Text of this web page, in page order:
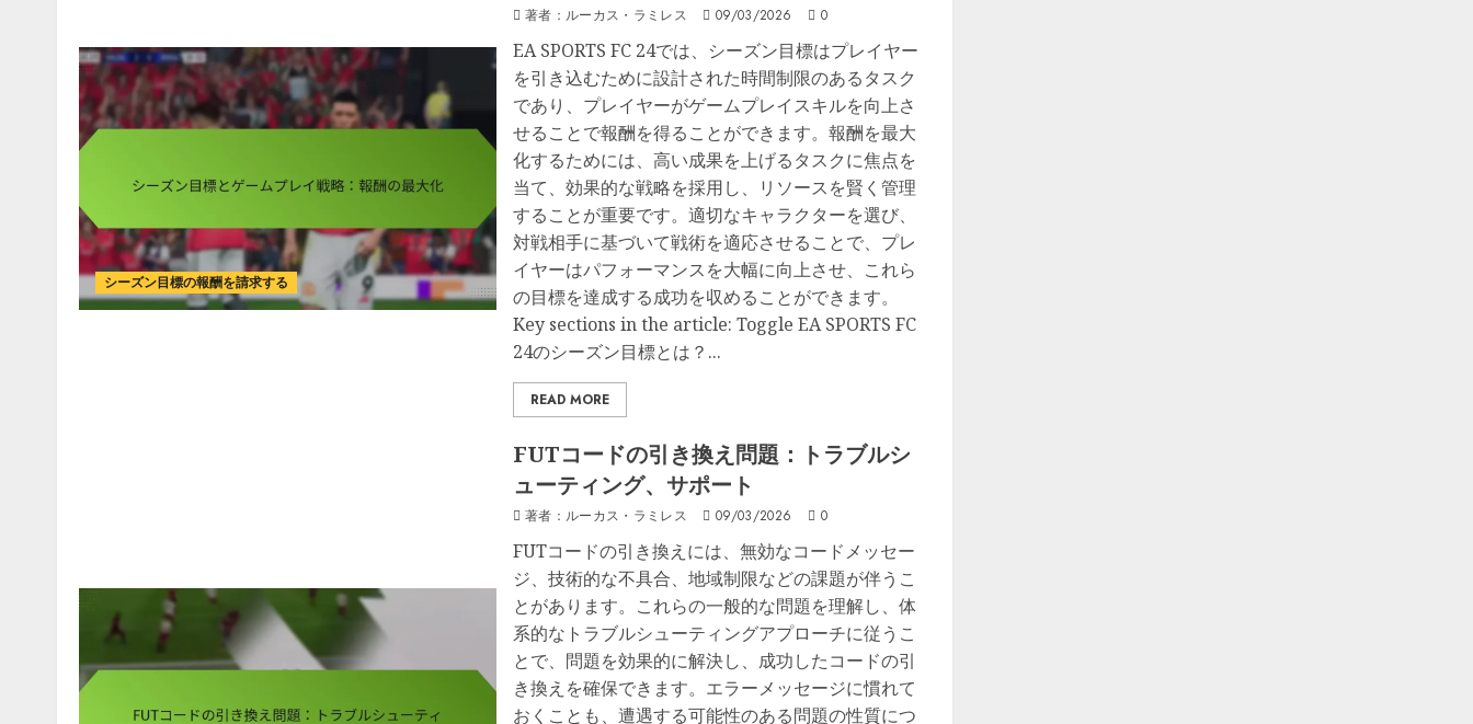
シーズン目標の報酬を請求する
著者：ルーカス・ラミレス 09/03/2026 0
EA SPORTS FC 24では、シーズン目標はプレイヤー
を引き込むために設計された時間制限のあるタスク
であり、プレイヤーがゲームプレイスキルを向上さ
せることで報酬を得ることができます。報酬を最大
化するためには、高い成果を上げるタスクに焦点を
当て、効果的な戦略を採用し、リソースを賢く管理
することが重要です。適切なキャラクターを選び、
対戦相手に基づいて戦術を適応させることで、プレ
イヤーはパフォーマンスを大幅に向上させ、これら
の目標を達成する成功を収めることができます。
Key sections in the article: Toggle EA SPORTS FC
24のシーズン目標とは？...
READ MORE
FUTコードの引き換え問題：トラブルシ
ューティング、サポート
著者：ルーカス・ラミレス 09/03/2026 0
FUTコードの引き換えには、無効なコードメッセー
ジ、技術的な不具合、地域制限などの課題が伴うこ
とがあります。これらの一般的な問題を理解し、体
系的なトラブルシューティングアプローチに従うこ
とで、問題を効果的に解決し、成功したコードの引
き換えを確保できます。エラーメッセージに慣れて
おくことも、遭遇する可能性のある問題の性質につ